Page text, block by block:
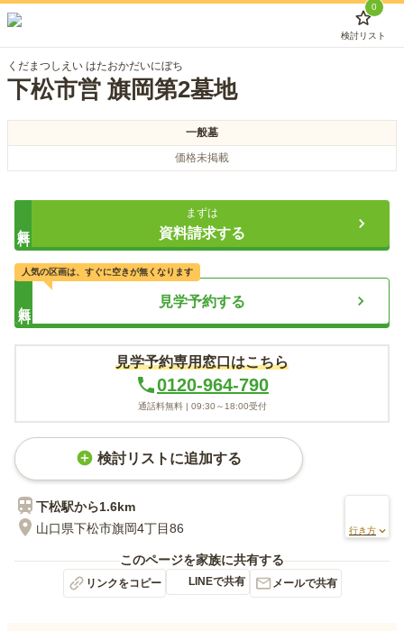
0
検討リスト
くだまつしえい はたおかだいにぼち
下松市営 旗岡第2墓地
一般墓
価格未掲載
まずは
資料請求する
見学予約する
人気の区画は、すぐに空きが無くなります
見学予約専用窓口はこちら
0120-964-790
通話料無料 | 09:30～18:00受付
検討リストに追加する
下松駅から1.6km
山口県下松市旗岡4丁目86
行き方
このページを家族に共有する
リンクをコピー LINEで共有 メールで共有